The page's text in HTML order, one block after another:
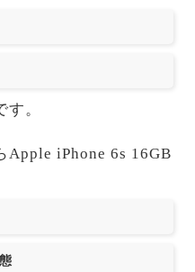
。
Apple iPhone 6s 16GB